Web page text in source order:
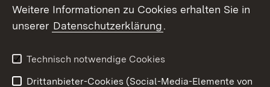
Kontakt
Datenschutz
Barrierefreiheit
Impressum Cookies
Weitere Informationen zu Cookies erhalten Sie in
unserer Datenschutzerklärung.
Technisch notwendige Cookies
Drittanbieter-Cookies (Social-Media-Elemente von